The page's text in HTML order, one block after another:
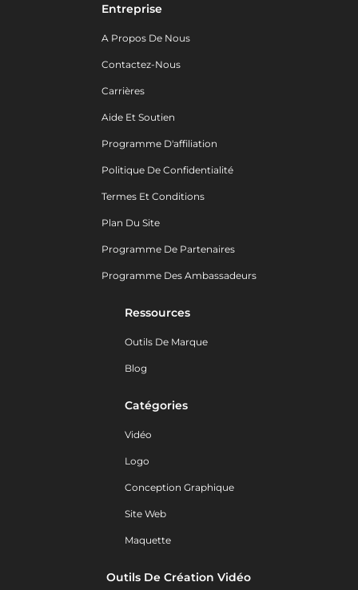
Entreprise
A Propos De Nous
Contactez-Nous
Carrières
Aide Et Soutien
Programme D'affiliation
Politique De Confidentialité
Termes Et Conditions
Plan Du Site
Programme De Partenaires
Programme Des Ambassadeurs
Ressources
Outils De Marque
Blog
Catégories
Vidéo
Logo
Conception Graphique
Site Web
Maquette
Outils De Création Vidéo